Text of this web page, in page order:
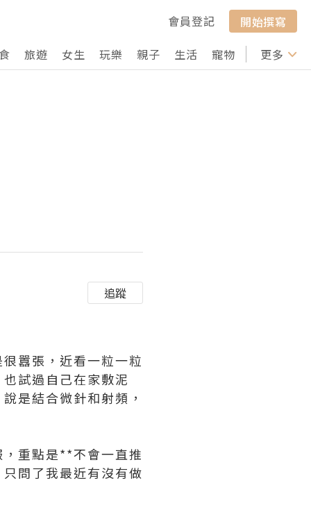
會員登記
開始撰寫
旅遊 女生 玩樂 親子 生活 寵物 行山 打卡
更多
追蹤
囂張，近看一粒一粒
試過自己在家敷泥
是結合微針和射頻，
重點是**不會一直推
問了我最近有沒有做